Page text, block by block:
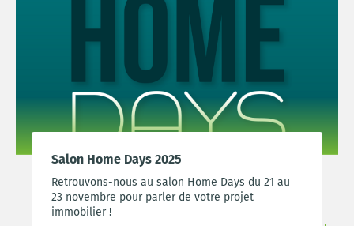
Salon Home Days 2025
Retrouvons-nous au salon Home Days du 21 au
23 novembre pour parler de votre projet
immobilier !